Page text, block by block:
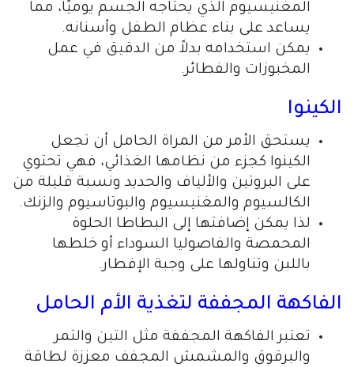
المغنيسيوم الذي يحتاجه الجسم يوميًا، مما
يساعد على بناء عظام الطفل وأسنانه.
يمكن استخدامه بدلاً من الدقيق في عمل
المخبوزات والفطائر.
الكينوا
يستحق الأمر من المراة الحامل أن تجعل
الكينوا كجزء من نظامها الغذائي، فهي تحتوي
على البروتين والألياف والحديد ونسبة قليلة من
الكالسيوم والمغنيسيوم والبوتاسيوم والزنك.
لذا يمكن إضافتها إلى البطاطا الحلوة
المحمصة والفاصوليا السوداء أو خلطها
باللبن وتناولها على وجبة الإفطار.
الفاكهة المجففة لتغذية الأم الحامل
تعتبر الفاكهة المجففة مثل التين والتمر
والبرقوق والمشمش المجفف معززة لطاقة